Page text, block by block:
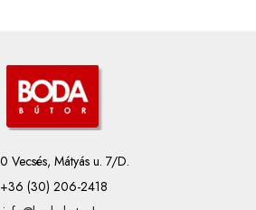
Vecsés, Mátyás u. 7/D.
+36 (30) 206-2418